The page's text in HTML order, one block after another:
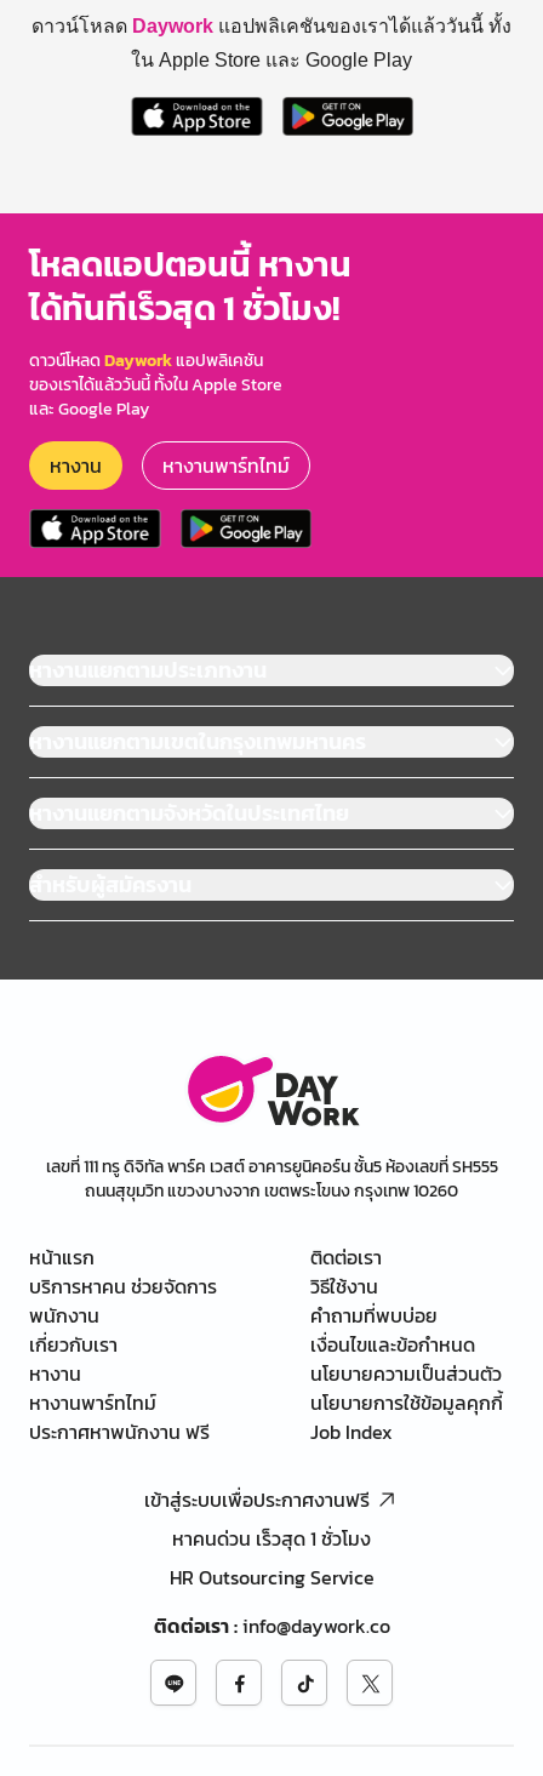
ดาวน์โหลด Daywork แอปพลิเคชันของเราได้แล้ววันนี้ ทั้ง
ใน Apple Store และ Google Play
โหลดแอปตอนนี้ หางาน
ได้ทันทีเร็วสุด 1 ชั่วโมง!
ดาวน์โหลดDayworkแอปพลิเคชัน
ของเราได้แล้ววันนี้ ทั้งใน Apple Store
และ Google Play
หางาน หางานพาร์ทไทม์
หางานแยกตามประเภทงาน
หางานแยกตามเขตในกรุงเทพมหานคร
หางานแยกตามจังหวัดในประเทศไทย
สำหรับผู้สมัครงาน
เลขที่ 111 ทรู ดิจิทัล พาร์ค เวสต์ อาคารยูนิคอร์น ชั้น5 ห้องเลขที่ SH555
ถนนสุขุมวิท แขวงบางจาก เขตพระโขนง กรุงเทพ 10260
หน้าแรก
บริการหาคน ช่วยจัดการ
พนักงาน
เกี่ยวกับเรา
หางาน
หางานพาร์ทไทม์
ประกาศหาพนักงาน ฟรี
ติดต่อเรา
วิธีใช้งาน
คำถามที่พบบ่อย
เงื่อนไขและข้อกำหนด
นโยบายความเป็นส่วนตัว
นโยบายการใช้ข้อมูลคุกกี้
Job Index
เข้าสู่ระบบเพื่อประกาศงานฟรี
หาคนด่วน เร็วสุด 1 ชั่วโมง
HR Outsourcing Service
ติดต่อเรา:info@daywork.co